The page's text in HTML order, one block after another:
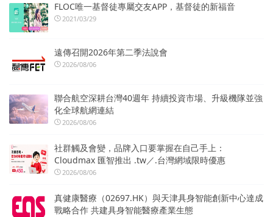
FLOC唯一基督徒專屬交友APP，基督徒的新福音
2021/03/29
遠傳召開2026年第二季法說會
2026/08/06
聯合航空深耕台灣40週年 持續投資市場、升級機隊並強
化全球航網連結
2026/08/06
社群觸及會變，品牌入口要掌握在自己手上：
Cloudmax 匯智推出 .tw／.台灣網域限時優惠
2026/08/06
真健康醫療（02697.HK）與天津具身智能創新中心達成
戰略合作 共建具身智能醫療產業生態